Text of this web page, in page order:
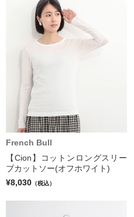
French Bull
【Cion】コットンロングスリー
ブカットソー(オフホワイト)
¥8,030 （税込）